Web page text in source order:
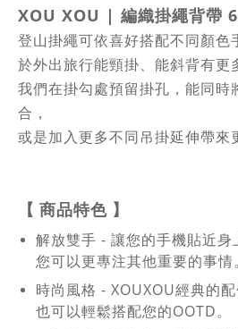
XOU XOU | 編織掛繩背帶
登山掛繩可依喜好搭配不同顏色
於外出旅行能頸掛、能斜背有更
我們在掛勾處預留掛孔，能同
合，
或是加入更多不同吊掛延伸帶來
【 商品特色 】
解放雙手 - 讓您的手機貼近
您可以更專注其他重要的事情。
時尚風格 - XOUXOU經典的
也可以輕鬆搭配您的OOTD。